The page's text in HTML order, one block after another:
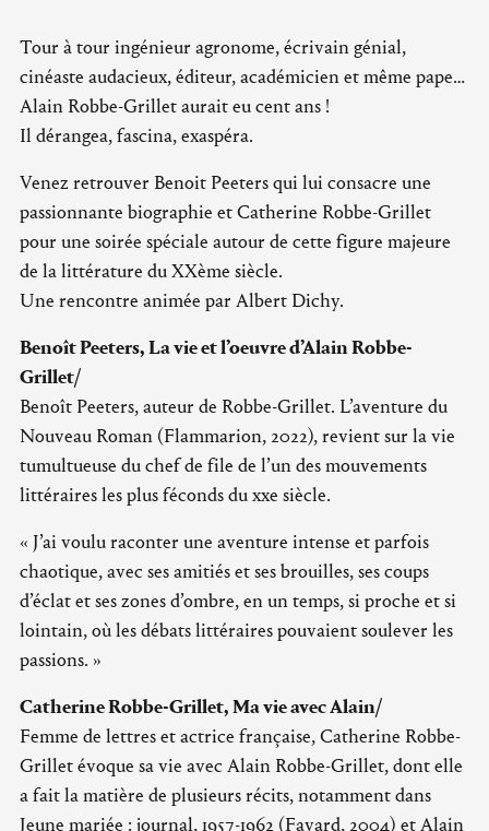
Tour à tour ingénieur agronome, écrivain génial,
cinéaste audacieux, éditeur, académicien et même pape…
Alain Robbe-Grillet aurait eu cent ans !
Il dérangea, fascina, exaspéra.
Venez retrouver Benoit Peeters qui lui consacre une
passionnante biographie et Catherine Robbe-Grillet
pour une soirée spéciale autour de cette figure majeure
de la littérature du XXème siècle.
Une rencontre animée par Albert Dichy.
Benoît Peeters, La vie et l’oeuvre d’Alain Robbe-
Grillet/
Benoît Peeters, auteur de Robbe-Grillet. L’aventure du
Nouveau Roman (Flammarion, 2022), revient sur la vie
tumultueuse du chef de file de l’un des mouvements
littéraires les plus féconds du xxe siècle.
« J’ai voulu raconter une aventure intense et parfois
chaotique, avec ses amitiés et ses brouilles, ses coups
d’éclat et ses zones d’ombre, en un temps, si proche et si
lointain, où les débats littéraires pouvaient soulever les
passions. »
Catherine Robbe-Grillet, Ma vie avec Alain/
Femme de lettres et actrice française, Catherine Robbe-
Grillet évoque sa vie avec Alain Robbe-Grillet, dont elle
a fait la matière de plusieurs récits, notamment dans
Jeune mariée : journal, 1957-1962 (Fayard, 2004) et Alain